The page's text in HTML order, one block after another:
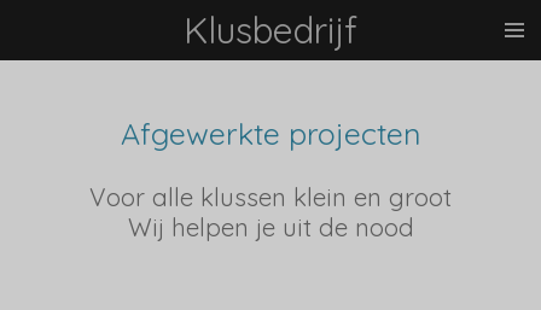
direct
hoofdinhoud
Klusbedrijf
Afgewerkte projecten
Voor alle klussen klein en groot
Wij helpen je uit de nood